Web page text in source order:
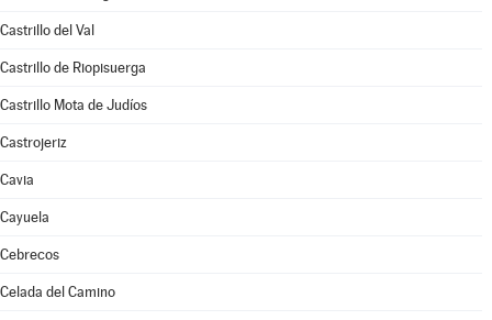
Castrillo del Val
Castrillo de Riopisuerga
Castrillo Mota de Judíos
Castrojeriz
Cavia
Cayuela
Cebrecos
Celada del Camino